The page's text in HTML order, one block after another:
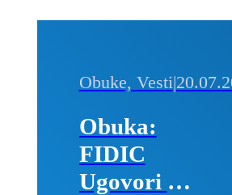
Obuke, Vesti|
Obuka:
FIDIC
Ugovori –